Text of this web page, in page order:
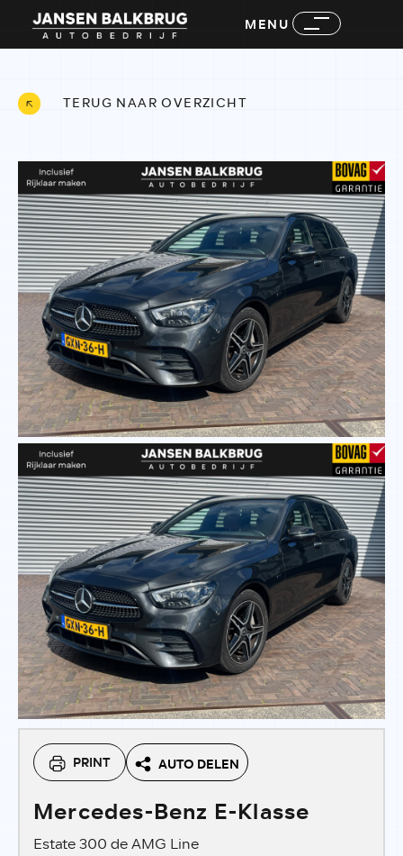
MENU
TERUG NAAR OVERZICHT
PRINT AUTO DELEN
Mercedes-Benz E-Klasse
Estate 300 de AMG Line